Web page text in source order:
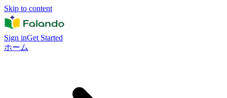
Skip to content
Sign inGet Started
ホーム